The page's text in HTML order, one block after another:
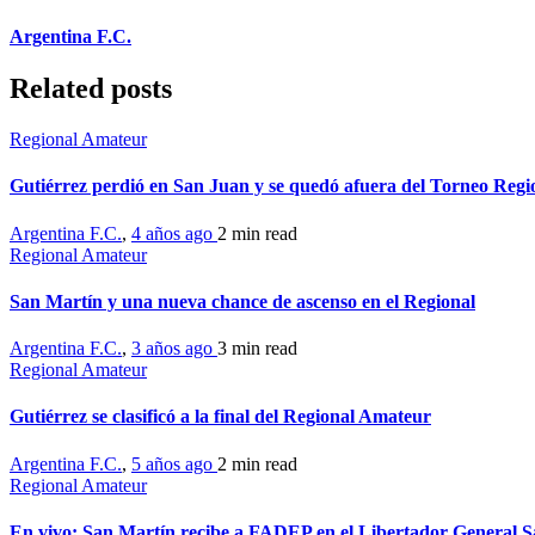
Argentina F.C.
Related posts
Regional Amateur
Gutiérrez perdió en San Juan y se quedó afuera del Torneo
Argentina F.C., 4 años ago 2 min read
Regional Amateur
San Martín y una nueva chance de ascenso en el Regional
Argentina F.C., 3 años ago 3 min read
Regional Amateur
Gutiérrez se clasificó a la final del Regional Amateur
Argentina F.C., 5 años ago 2 min read
Regional Amateur